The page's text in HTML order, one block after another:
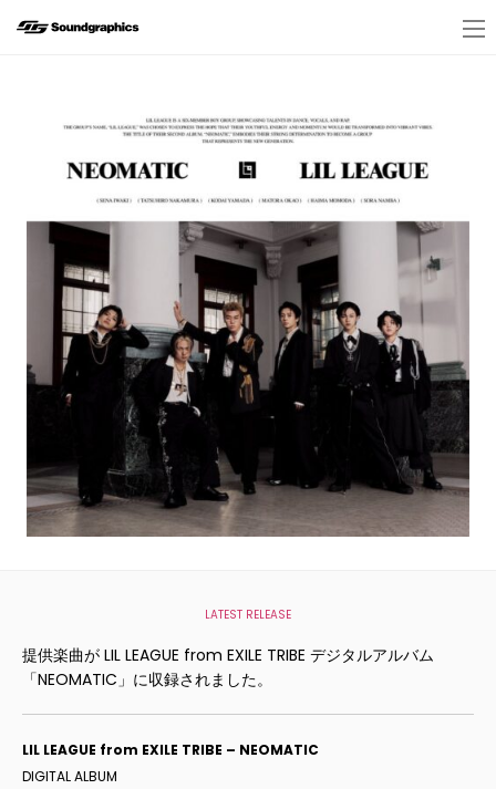
LATEST RELEASE
提供楽曲が LIL LEAGUE from EXILE TRIBE デジタルアルバム
「NEOMATIC」に収録されました。
LIL LEAGUE from EXILE TRIBE – NEOMATIC
DIGITAL ALBUM